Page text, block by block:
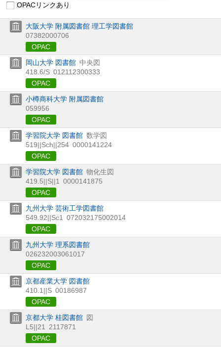
OPACリンクあり
大阪大学 附属図書館 理工学図書館
07382000706
OPAC
岡山大学 図書館 中央図
418.6/S 012112300333
OPAC
小樽商科大学 附属図書館
059956
OPAC
学習院大学 図書館 数学図
519||Sch||254 0000141224
OPAC
学習院大学 図書館 物化生図
419.5||S||1
0000141875
OPAC
九州大学 芸術工学図書館
549.92||Sc1
072032175002014
OPAC
九州大学 理系図書館
026232003061017
OPAC
京都産業大学 図書館
410.1||S 00186987
OPAC
京都大学 桂図書館 図
L5||21
2117871
OPAC